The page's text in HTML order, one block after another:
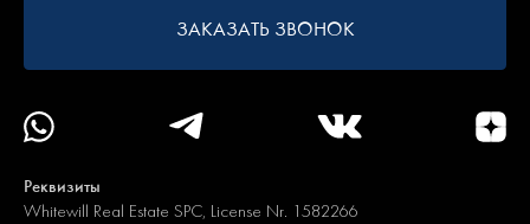
ЗАКАЗАТЬ ЗВОНОК
Реквизиты
Whitewill Real Estate SPC, License Nr. 1582266